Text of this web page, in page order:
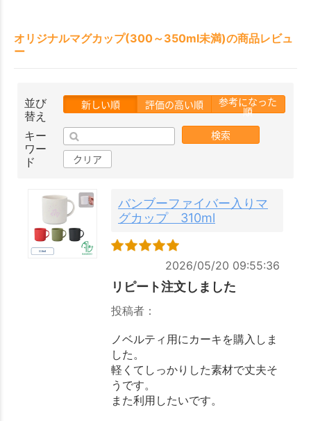
オリジナルマグカップ(300～350ml未満)の商品レビュ
ー
並び
替え
新しい順 評価の高い順 参考になった
順
キー
ワー
ド
検索
クリア
バンブーファイバー入りマ
グカップ 310ml
2026/05/20 09:55:36
リピート注文しました
投稿者：
ノベルティ用にカーキを購入しま
した。
軽くてしっかりした素材で丈夫そ
うです。
また利用したいです。